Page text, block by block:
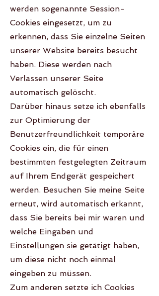
werden sogenannte Session-
Cookies eingesetzt, um zu
erkennen, dass Sie einzelne Seiten
unserer Website bereits besucht
haben. Diese werden nach
Verlassen unserer Seite
automatisch gelöscht.
Darüber hinaus setze ich ebenfalls
zur Optimierung der
Benutzerfreundlichkeit temporäre
Cookies ein, die für einen
bestimmten festgelegten Zeitraum
auf Ihrem Endgerät gespeichert
werden. Besuchen Sie meine Seite
erneut, wird automatisch erkannt,
dass Sie bereits bei mir waren und
welche Eingaben und
Einstellungen sie getätigt haben,
um diese nicht noch einmal
eingeben zu müssen.
Zum anderen setzte ich Cookies